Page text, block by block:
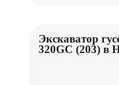
Экскаватор
320GC (203) в